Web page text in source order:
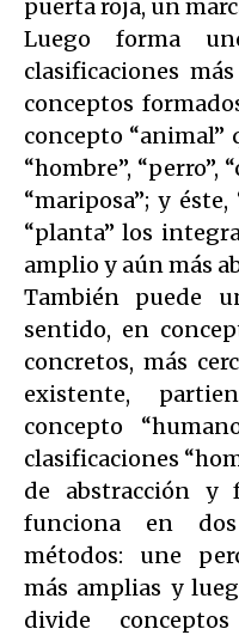
puerta roja, un
Luego forma
clasificaciones
conceptos
concepto “animal”
“hombre”, “perro”,
“mariposa”; y
“planta” los
amplio y aún más
También puede
sentido, en
concretos, más
existente,
concepto
clasificaciones
de abstracción y
funciona en
métodos: une
más amplias y
divide